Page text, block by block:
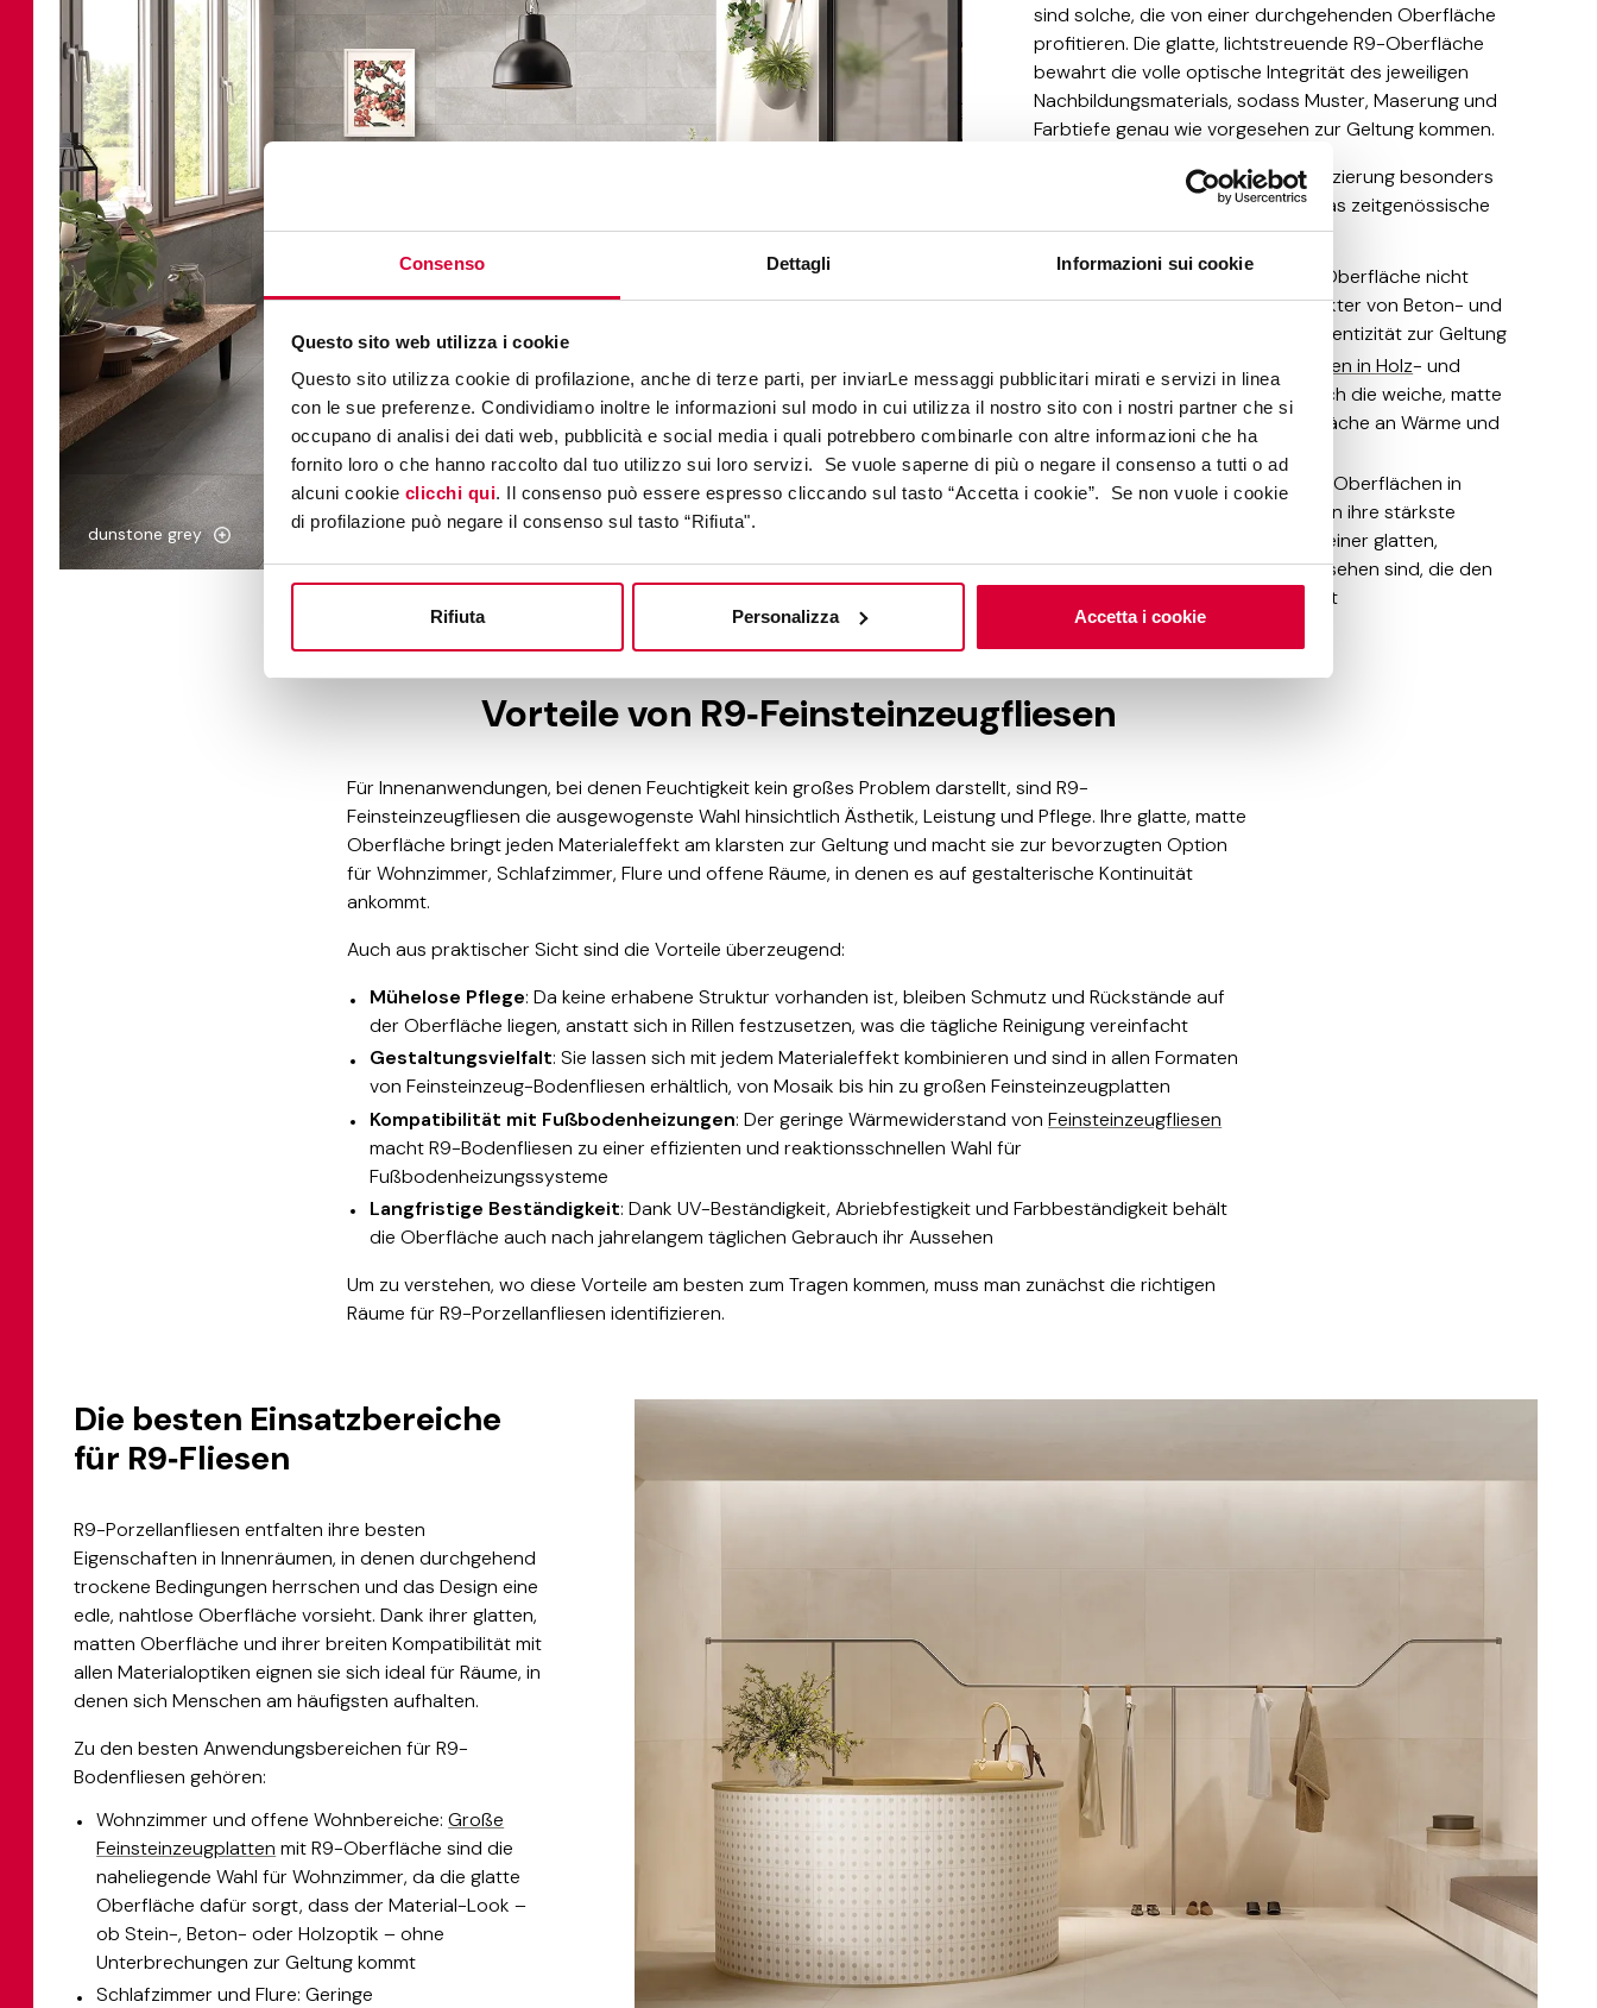
Consenso Dettagli Informazioni sui cookie
Questo sito web utilizza i cookie
Questo sito utilizza cookie di profilazione, anche di terze parti, per inviarLe messaggi pubblicitari mirati e servizi in linea
con le sue preferenze. Condividiamo inoltre le informazioni sul modo in cui utilizza il nostro sito con i nostri partner che si
occupano di analisi dei dati web, pubblicità e social media i quali potrebbero combinarle con altre informazioni che ha
fornito loro o che hanno raccolto dal tuo utilizzo sui loro servizi. Se vuole saperne di più o negare il consenso a tutti o ad
alcuni cookie clicchi qui. Il consenso può essere espresso cliccando sul tasto “Accetta i cookie”. Se non vuole i cookie
di profilazione può negare il consenso sul tasto “Rifiuta".
Rifiuta Personalizza Accetta i cookie
dunstone grey
sind solche, die von einer durchgehenden Oberfläche
profitieren. Die glatte, lichtstreuende R9-Oberfläche
bewahrt die volle optische Integrität des jeweiligen
Nachbildungsmaterials, sodass Muster, Maserung und
Farbtiefe genau wie vorgesehen zur Geltung kommen.
Dadurch eignet sich die R9-Klassifizierung besonders
gut für drei Einrichtungsstile, die das zeitgenössische
Wohndesign prägen:
Urban und industriell : Da die Oberfläche nicht
blendet, kommt der rohe Charakter von Beton- und
Steinoptiken mit maximaler Authentizität zur Geltung
Fliesen in Holz- und
gewinnen durch die weiche, matte
Beschaffenheit einer R9-Oberfläche an Wärme und
Raffiniert und minimalistisch
: Oberflächen in
Marmor- und Harzoptik entfalten ihre stärkste
optische Wirkung, wenn sie mit einer glatten,
lichtstreuenden Oberfläche versehen sind, die den
Fokus auf Muster und Tiefe lenkt
Vorteile von R9‑Feinsteinzeugfliesen
Für Innenanwendungen, bei denen Feuchtigkeit kein großes Problem darstellt, sind R9-
Feinsteinzeugfliesen die ausgewogenste Wahl hinsichtlich Ästhetik, Leistung und Pflege. Ihre glatte, matte
Oberfläche bringt jeden Materialeffekt am klarsten zur Geltung und macht sie zur bevorzugten Option
für Wohnzimmer, Schlafzimmer, Flure und offene Räume, in denen es auf gestalterische Kontinuität
ankommt.
Auch aus praktischer Sicht sind die Vorteile überzeugend:
Mühelose Pflege: Da keine erhabene Struktur vorhanden ist, bleiben Schmutz und Rückstände auf
der Oberfläche liegen, anstatt sich in Rillen festzusetzen, was die tägliche Reinigung vereinfacht
Gestaltungsvielfalt: Sie lassen sich mit jedem Materialeffekt kombinieren und sind in allen Formaten
von Feinsteinzeug-Bodenfliesen erhältlich, von Mosaik bis hin zu großen Feinsteinzeugplatten
Kompatibilität mit Fußbodenheizungen: Der geringe Wärmewiderstand vonFeinsteinzeugfliesen
macht R9-Bodenfliesen zu einer effizienten und reaktionsschnellen Wahl für
Fußbodenheizungssysteme
Langfristige Beständigkeit: Dank UV-Beständigkeit, Abriebfestigkeit und Farbbeständigkeit behält
die Oberfläche auch nach jahrelangem täglichen Gebrauch ihr Aussehen
Um zu verstehen, wo diese Vorteile am besten zum Tragen kommen, muss man zunächst die richtigen
Räume für R9-Porzellanfliesen identifizieren.
Die besten Einsatzbereiche
für R9‑Fliesen
R9-Porzellanfliesen entfalten ihre besten
Eigenschaften in Innenräumen, in denen durchgehend
trockene Bedingungen herrschen und das Design eine
edle, nahtlose Oberfläche vorsieht. Dank ihrer glatten,
matten Oberfläche und ihrer breiten Kompatibilität mit
allen Materialoptiken eignen sie sich ideal für Räume, in
denen sich Menschen am häufigsten aufhalten.
Zu den besten Anwendungsbereichen für R9-
Bodenfliesen gehören:
Wohnzimmer und offene Wohnbereiche:Große
Feinsteinzeugplatten mit R9-Oberfläche sind die
naheliegende Wahl für Wohnzimmer, da die glatte
Oberfläche dafür sorgt, dass der Material-Look –
ob Stein-, Beton- oder Holzoptik – ohne
Unterbrechungen zur Geltung kommt
Schlafzimmer und Flure: Geringe